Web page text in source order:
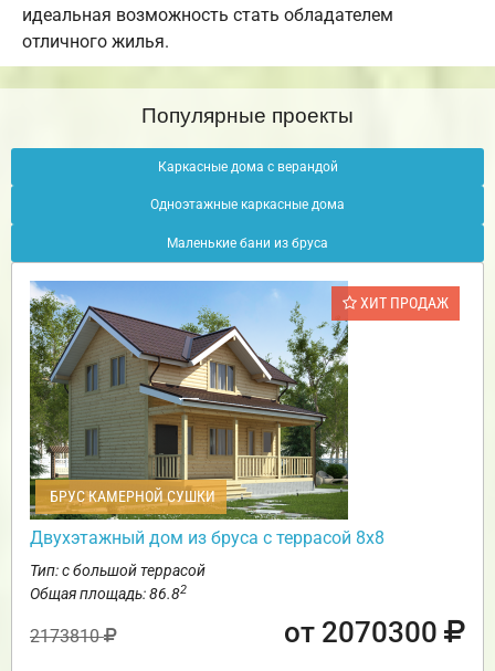
идеальная возможность стать обладателем
отличного жилья.
Популярные проекты
Каркасные дома с верандой
Одноэтажные каркасные дома
Маленькие бани из бруса
ХИТ ПРОДАЖ
БРУС КАМЕРНОЙ СУШКИ
Двухэтажный дом из бруса с террасой 8х8
Тип: с большой террасой
Общая площадь: 86.82
2173810 от 2070300